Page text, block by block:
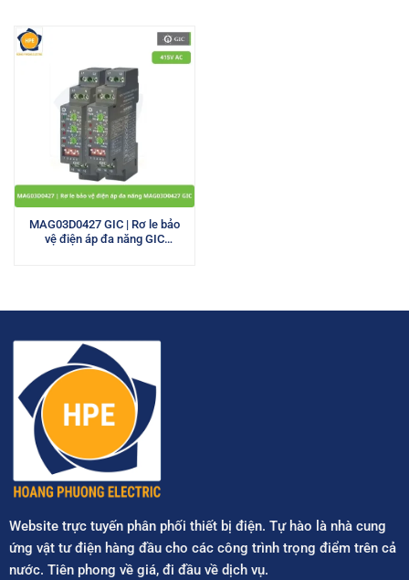
MAG03D0427 GIC | Rơ le bảo
vệ điện áp đa năng GIC
Website trực tuyến phân phối thiết bị điện. Tự hào là nhà cung
ứng vật tư điện hàng đầu cho các công trình trọng điểm trên cả
nước. Tiên phong về giá, đi đầu về dịch vụ.